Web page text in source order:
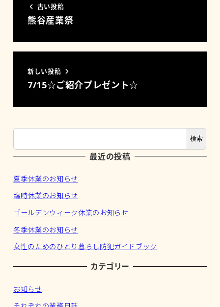
古い投稿
熊谷産業祭
新しい投稿
7/15☆ご紹介プレゼント☆
検索
最近の投稿
夏季休業のお知らせ
臨時休業のお知らせ
ゴールデンウィーク休業のお知らせ
冬季休業のお知らせ
女性のためのひとり暮らし防犯ガイドブック
カテゴリー
お知らせ